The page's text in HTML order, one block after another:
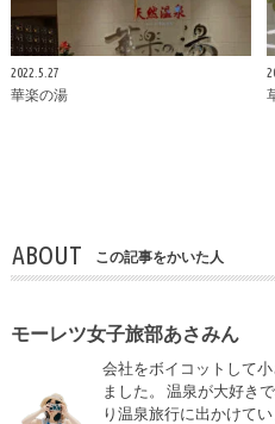
2022.5.27
華楽の湯
ABOUT この記事をかいた人
モーレツ女子旅部あさみん
会社をボイコットして
ました。 温泉が大好き
り温泉旅行に出かけて